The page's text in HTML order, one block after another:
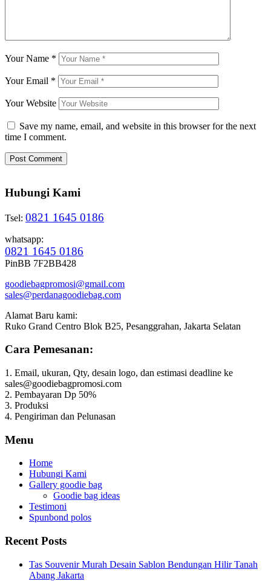
Your Name *
Your Email *
Your Website
Save my name, email, and website in this browser for the next
time I comment.
Hubungi Kami
Tsel: 0821 1645 0186
whatsapp:
0821 1645 0186
PinBB 7F2BB428
goodiebagpromosi@gmail.com
sales@perdanagoodiebag.com
Alamat Baru kami:
Ruko Grand Centro Blok B25, Pesanggrahan, Jakarta Selatan
Cara Pemesanan:
1. Email, ukuran, Qty, desain logo, dan estimasi deadline ke
sales@goodiebagpromosi.com
2. Pembayaran Dp 50%
3. Produksi
4. Pengiriman dan Pelunasan
Menu
Home
Hubungi Kami
Gallery goodie bag
Goodie bag ideas
Testimoni
Spunbond polos
Recent Posts
Tas Souvenir Murah Desain Sablon Bendungan Hilir Tanah
Abang Jakarta